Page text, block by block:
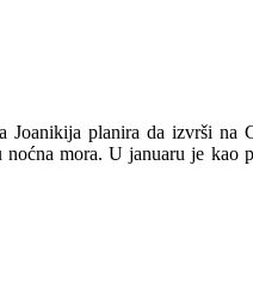
Joanikija planira da izvrši
mora. U januaru je